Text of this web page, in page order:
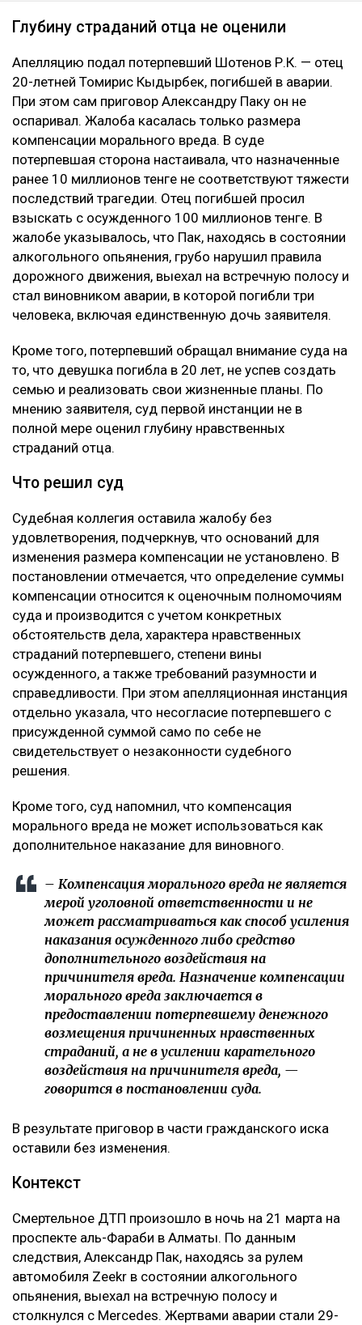
Глубину страданий отца не оценили
Апелляцию подал потерпевший Шотенов Р.К. — отец
20-летней Томирис Кыдырбек, погибшей в аварии.
При этом сам приговор Александру Паку он не
оспаривал. Жалоба касалась только размера
компенсации морального вреда. В суде
потерпевшая сторона настаивала, что назначенные
ранее 10 миллионов тенге не соответствуют тяжести
последствий трагедии. Отец погибшей просил
взыскать с осужденного 100 миллионов тенге. В
жалобе указывалось, что Пак, находясь в состоянии
алкогольного опьянения, грубо нарушил правила
дорожного движения, выехал на встречную полосу и
стал виновником аварии, в которой погибли три
человека, включая единственную дочь заявителя.
Кроме того, потерпевший обращал внимание суда на
то, что девушка погибла в 20 лет, не успев создать
семью и реализовать свои жизненные планы. По
мнению заявителя, суд первой инстанции не в
полной мере оценил глубину нравственных
страданий отца.
Что решил суд
Судебная коллегия оставила жалобу без
удовлетворения, подчеркнув, что оснований для
изменения размера компенсации не установлено. В
постановлении отмечается, что определение суммы
компенсации относится к оценочным полномочиям
суда и производится с учетом конкретных
обстоятельств дела, характера нравственных
страданий потерпевшего, степени вины
осужденного, а также требований разумности и
справедливости. При этом апелляционная инстанция
отдельно указала, что несогласие потерпевшего с
присужденной суммой само по себе не
свидетельствует о незаконности судебного
решения.
Кроме того, суд напомнил, что компенсация
морального вреда не может использоваться как
дополнительное наказание для виновного.
– Компенсация морального вреда не является
мерой уголовной ответственности и не
может рассматриваться как способ усиления
наказания осужденного либо средство
дополнительного воздействия на
причинителя вреда. Назначение компенсации
морального вреда заключается в
предоставлении потерпевшему денежного
возмещения причиненных нравственных
страданий, а не в усилении карательного
воздействия на причинителя вреда, —
говорится в постановлении суда.
В результате приговор в части гражданского иска
оставили без изменения.
Контекст
Смертельное ДТП произошло в ночь на 21 марта на
проспекте аль-Фараби в Алматы. По данным
следствия, Александр Пак, находясь за рулем
автомобиля Zeekr в состоянии алкогольного
опьянения, выехал на встречную полосу и
столкнулся с Mercedes. Жертвами аварии стали 29-